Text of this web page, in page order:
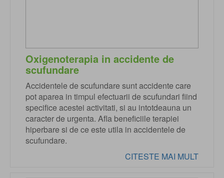
Oxigenoterapia in accidente de
scufundare
Accidentele de scufundare sunt accidente care
pot aparea in timpul efectuarii de scufundari fiind
specifice acestei activitati, si au intotdeauna un
caracter de urgenta. Afla beneficiile terapiei
hiperbare si de ce este utila in accidentele de
scufundare.
CITESTE MAI MULT